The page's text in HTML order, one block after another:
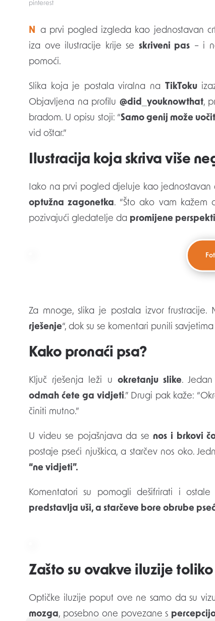
pinterest
Na prvi pogled izgleda kao jednostavan
iza ove ilustracije krije se skriveni pas – i
pomoći.
Slika koja je postala viralna na TikToku
Objavljena na profilu @did_youknowthat,
bradom. U opisu stoji: “Samo genij može
vid oštar.”
Ilustracija koja skriva više
Iako na prvi pogled djeluje kao jednostavan
optužna zagonetka. “Što ako vam kažem
pozivajući gledatelje da promijene
Za mnoge, slika je postala izvor frustracije.
rješenje“, dok su se komentari punili
Kako pronaći psa?
Ključ rješenja leži u okretanju slike. Jedan
odmah ćete ga vidjeti.” Drugi pak kaže:
činiti mutno.”
U videu se pojašnjava da se nos i brkovi
postaje pseći njuškica, a starčev nos oko.
“ne vidjeti”.
Komentatori su pomogli dešifrirati i ostale
predstavlja uši, a starčeve bore obrube
Zašto su ovakve iluzije
Optičke iluzije poput ove ne samo da su
mozga, posebno one povezane s